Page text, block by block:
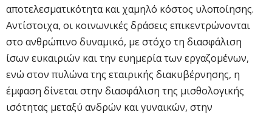
αποτελεσματικότητα και χαμηλό κόστος υλοποίησης.
Αντίστοιχα, οι κοινωνικές δράσεις επικεντρώνονται
στο ανθρώπινο δυναμικό, με στόχο τη διασφάλιση
ίσων ευκαιριών και την ευημερία των εργαζομένων,
ενώ στον πυλώνα της εταιρικής διακυβέρνησης, η
έμφαση δίνεται στην διασφάλιση της μισθολογικής
ισότητας μεταξύ ανδρών και γυναικών, στην